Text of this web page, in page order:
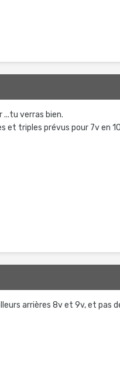
...tu verras bien.
et triples prévus pour 7v en
arrières 8v et 9v, et pas